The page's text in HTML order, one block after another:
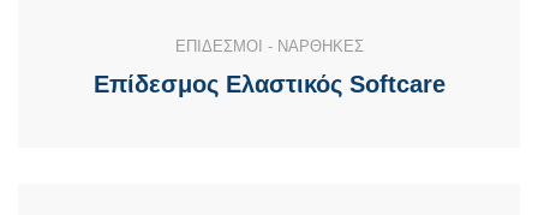
ΕΠΙΔΕΣΜΟΙ - ΝΑΡΘΗΚΕΣ
Επίδεσμος Ελαστικός Softcare